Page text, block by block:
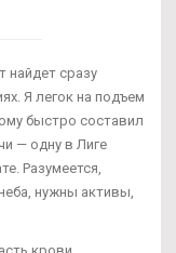
сразу
Я легок на подъем
быстро составил
— одну в Лиге
Разумеется,
нужны активы,